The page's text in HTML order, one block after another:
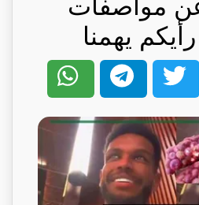
مواصفات
يهمنا